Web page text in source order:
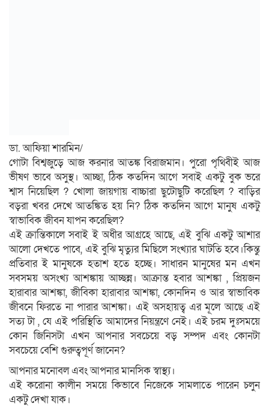
ডা. আফিয়া শারমিন/
গোটা বিশ্বজুড়ে আজ করনার আতঙ্ক বিরাজমান। পুরো পৃথিবীই আজ
ভীষণ ভাবে অসুস্থ। আচ্ছা, ঠিক কতদিন আগে সবাই একটু বুক ভরে
শ্বাস নিয়েছিল ? খোলা জায়গায় বাচ্চারা ছুটোছুটি করেছিল ? বাড়ির
বড়রা খবর দেখে আতঙ্কিত হয় নি? ঠিক কতদিন আগে মানুষ একটু
স্বাভাবিক জীবন যাপন করেছিল?
এই ক্রান্তিকালে সবাই ই অধীর আগ্রহে আছে, এই বুঝি একটু আশার
আলো দেখতে পাবে, এই বুঝি মৃত্যুর মিছিলে সংখ্যার ঘাটতি হবে।কিন্তু
প্রতিবার ই মানুষকে হতাশ হতে হচ্ছে। সাধারন মানুষের মন এখন
সবসময় অসংখ্য আশঙ্কায় আচ্ছন্ন। আক্রান্ত হবার আশঙ্কা , প্রিয়জন
হারাবার আশঙ্কা, জীবিকা হারাবার আশঙ্কা, কোনদিন ও আর স্বাভাবিক
জীবনে ফিরতে না পারার আশঙ্কা। এই অসহায়ত্ব এর মূলে আছে এই
সত্য টা , যে এই পরিস্থিতি আমাদের নিয়ন্ত্রণে নেই। এই চরম দুঃসময়ে
কোন জিনিসটা এখন আপনার সবচেয়ে বড় সম্পদ এবং কোনটা
সবচেয়ে বেশি গুরুত্বপূর্ণ জানেন?
আপনার মনোবল এবং আপনার মানসিক স্বাস্থ্য।
এই করোনা কালীন সময়ে কিভাবে নিজেকে সামলাতে পারেন চলুন
একটু দেখা যাক।